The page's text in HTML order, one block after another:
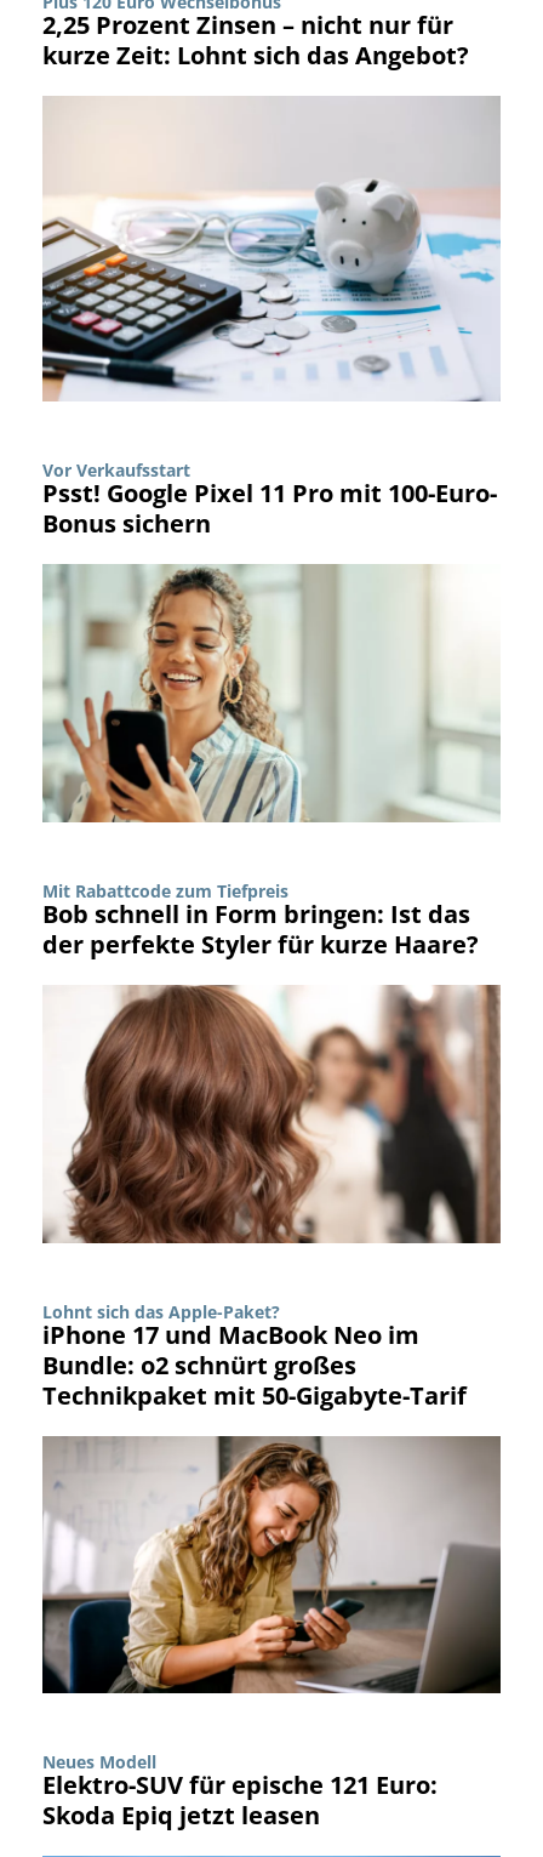
2,25 Prozent Zinsen – nicht nur für
kurze Zeit: Lohnt sich das Angebot?
Vor Verkaufsstart
Psst! Google Pixel 11 Pro mit 100-Euro-
Bonus sichern
Mit Rabattcode zum Tiefpreis
Bob schnell in Form bringen: Ist das
der perfekte Styler für kurze Haare?
Lohnt sich das Apple-Paket?
iPhone 17 und MacBook Neo im
Bundle: o2 schnürt großes
Technikpaket mit 50-Gigabyte-Tarif
Neues Modell
Elektro-SUV für epische 121 Euro:
Skoda Epiq jetzt leasen